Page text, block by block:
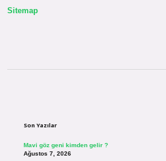
Sitemap
Son Yazılar
Mavi göz geni kimden gelir ?
Ağustos 7, 2026